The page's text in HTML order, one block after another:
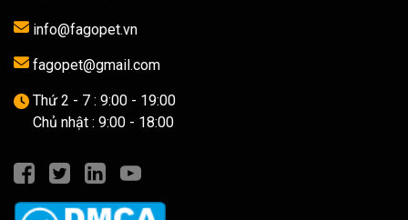
info@fagopet.vn
fagopet@gmail.com
Thứ 2 - 7 : 9:00 - 19:00
Chủ nhật : 9:00 - 18:00